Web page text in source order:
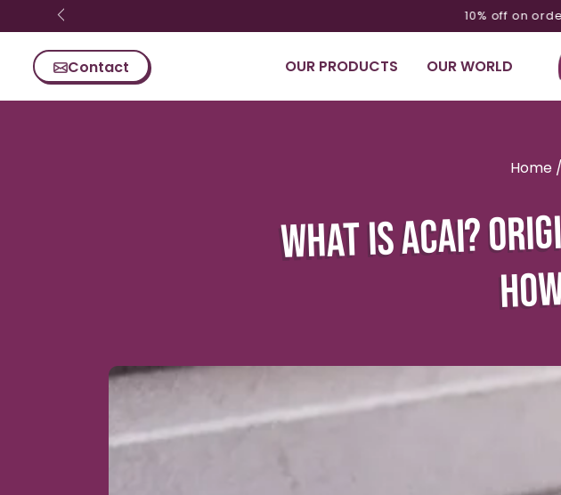
Skip content 10% off on orders
Contact OUR PRODUCTS OUR WORLD
Home /
WHAT IS ACAI?